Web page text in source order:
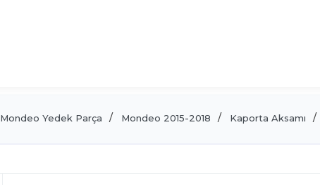
Mondeo Yedek Parça Mondeo 2015-2018 Kaporta Aksamı